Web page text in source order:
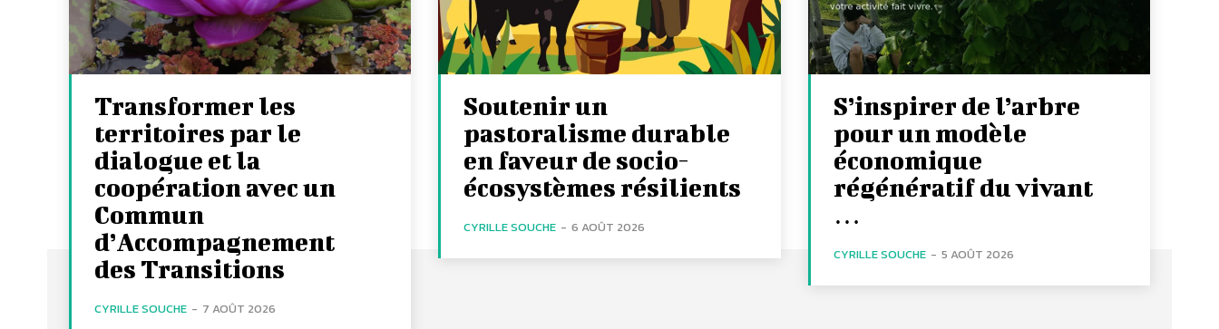
Transformer les
territoires par le
dialogue et la
coopération avec un
Commun
d’Accompagnement
des Transitions
CYRILLE SOUCHE - 7 AOÛT 2026
Soutenir un
pastoralisme durable
en faveur de socio-
écosystèmes résilients
CYRILLE SOUCHE - 6 AOÛT 2026
S’inspirer de l’arbre
pour un modèle
économique
régénératif du vivant
…
CYRILLE SOUCHE - 5 AOÛT 2026